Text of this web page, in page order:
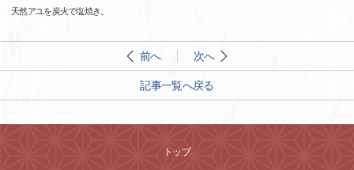
天然アユを炭火で塩焼き。
前へ 次へ
記事一覧へ戻る
トップ